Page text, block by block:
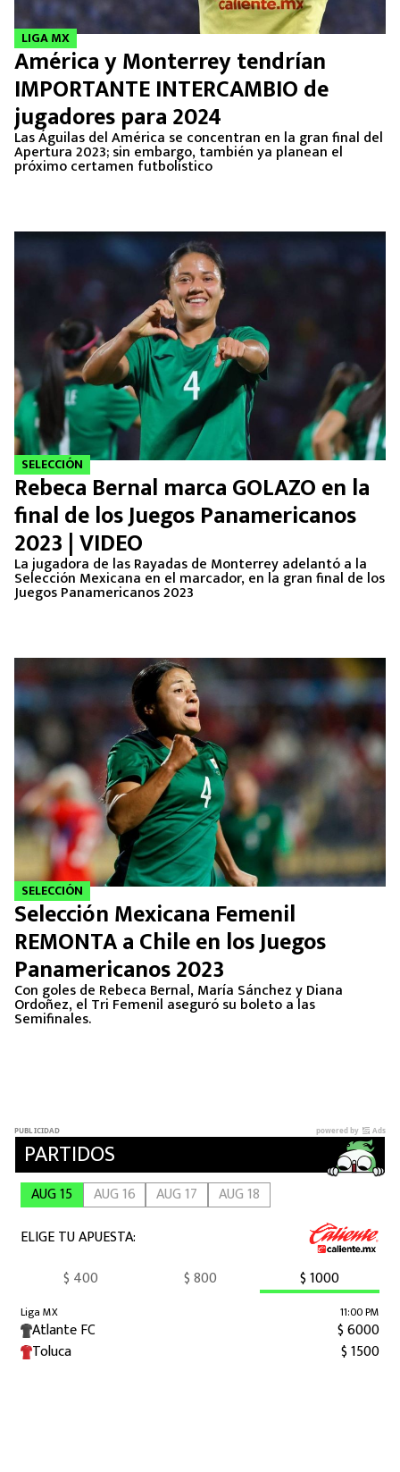
LIGA MX
América y Monterrey tendrían
IMPORTANTE INTERCAMBIO de
jugadores para 2024
Las Águilas del América se concentran en la gran final del
Apertura 2023; sin embargo, también ya planean el
próximo certamen futbolístico
SELECCIÓN
Rebeca Bernal marca GOLAZO en la
final de los Juegos Panamericanos
2023 | VIDEO
La jugadora de las Rayadas de Monterrey adelantó a la
Selección Mexicana en el marcador, en la gran final de los
Juegos Panamericanos 2023
SELECCIÓN
Selección Mexicana Femenil
REMONTA a Chile en los Juegos
Panamericanos 2023
Con goles de Rebeca Bernal, María Sánchez y Diana
Ordoñez, el Tri Femenil aseguró su boleto a las
Semifinales.